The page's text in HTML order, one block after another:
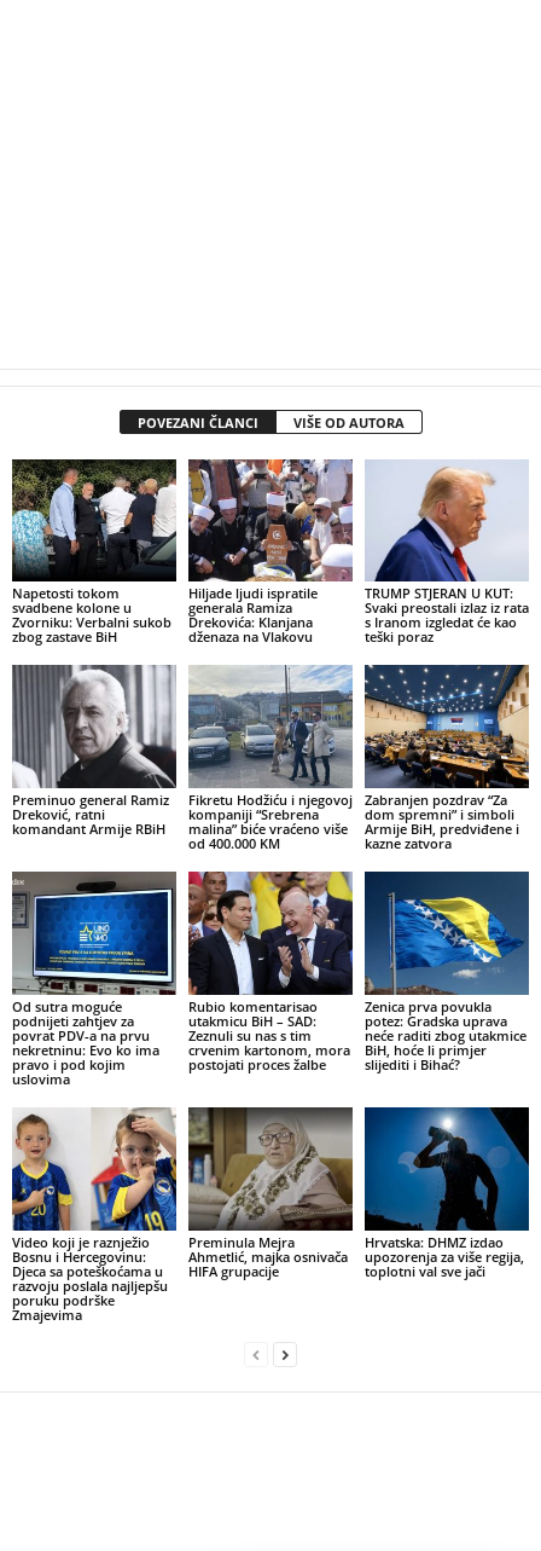
POVEZANI ČLANCI VIŠE OD AUTORA
Napetosti tokom
svadbene kolone u
Zvorniku: Verbalni sukob
zbog zastave BiH
Hiljade ljudi ispratile
generala Ramiza
Drekovića: Klanjana
dženaza na Vlakovu
TRUMP STJERAN U KUT:
Svaki preostali izlaz iz rata
s Iranom izgledat će kao
teški poraz
Preminuo general Ramiz
Dreković, ratni
komandant Armije RBiH
Fikretu Hodžiću i njegovoj
kompaniji “Srebrena
malina” biće vraćeno više
od 400.000 KM
Zabranjen pozdrav “Za
dom spremni” i simboli
Armije BiH, predviđene i
kazne zatvora
Od sutra moguće
podnijeti zahtjev za
povrat PDV-a na prvu
nekretninu: Evo ko ima
pravo i pod kojim
uslovima
Rubio komentarisao
utakmicu BiH – SAD:
Zeznuli su nas s tim
crvenim kartonom, mora
postojati proces žalbe
Zenica prva povukla
potez: Gradska uprava
neće raditi zbog utakmice
BiH, hoće li primjer
slijediti i Bihać?
Video koji je raznježio
Bosnu i Hercegovinu:
Djeca sa poteškoćama u
razvoju poslala najljepšu
poruku podrške
Zmajevima
Preminula Mejra
Ahmetlić, majka osnivača
HIFA grupacije
Hrvatska: DHMZ izdao
upozorenja za više regija,
toplotni val sve jači